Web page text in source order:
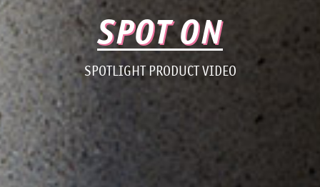
SPOT ON
SPOTLIGHT PRODUCT VIDEO